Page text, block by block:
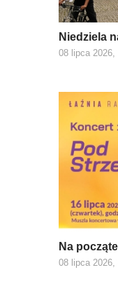
Niedziela
08 lipca 2026,
Na
08 lipca 2026,